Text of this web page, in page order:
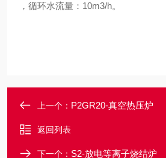
，循环水流量：10m3/h。
上一个： P2GR20-真空热压炉
返回列表
下一个： S2-放电等离子烧结炉